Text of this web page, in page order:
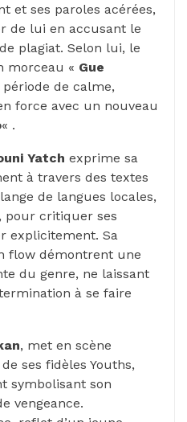
et ses paroles acérées,
de lui en accusant le
de plagiat. Selon lui, le
morceau « Gue
période de calme,
force avec un nouveau
« .
Yatch exprime sa
à travers des textes
de langues locales,
pour critiquer ses
explicitement. Sa
flow démontrent une
du genre, ne laissant
à se faire
, met en scène
ses fidèles Youths,
symbolisant son
vengeance.